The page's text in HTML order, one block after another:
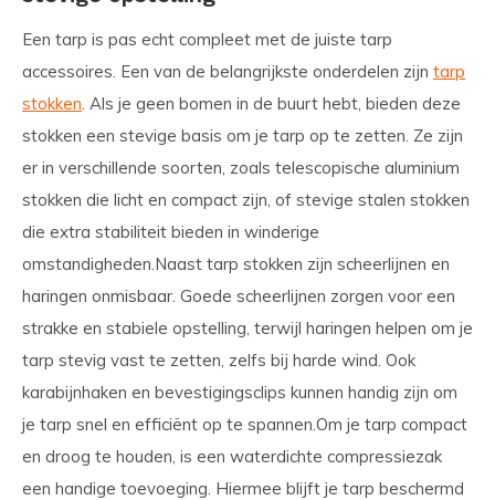
Een tarp is pas echt compleet met de juiste tarp
accessoires. Een van de belangrijkste onderdelen zijn tarp
stokken. Als je geen bomen in de buurt hebt, bieden deze
stokken een stevige basis om je tarp op te zetten. Ze zijn
er in verschillende soorten, zoals telescopische aluminium
stokken die licht en compact zijn, of stevige stalen stokken
die extra stabiliteit bieden in winderige
omstandigheden.Naast tarp stokken zijn scheerlijnen en
haringen onmisbaar. Goede scheerlijnen zorgen voor een
strakke en stabiele opstelling, terwijl haringen helpen om je
tarp stevig vast te zetten, zelfs bij harde wind. Ook
karabijnhaken en bevestigingsclips kunnen handig zijn om
je tarp snel en efficiënt op te spannen.Om je tarp compact
en droog te houden, is een waterdichte compressiezak
een handige toevoeging. Hiermee blijft je tarp beschermd